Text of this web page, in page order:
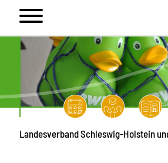
Landesverband Schleswig-Holstein